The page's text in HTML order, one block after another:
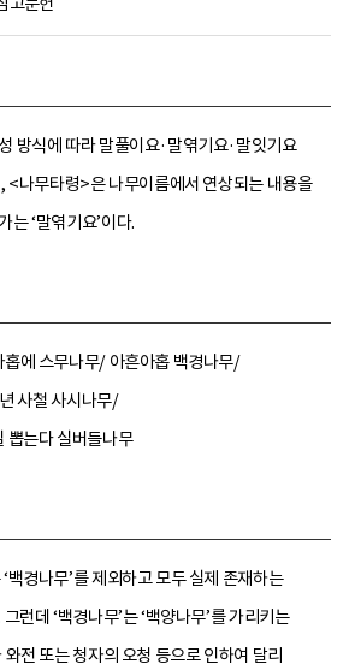
방식에 따라 말풀이요·말엮기요·말잇기요
<나무타령>은 나무이름에서 연상되는 내용을
는 ‘말엮기요’이다.
에 스무나무/ 아흔아홉 백경나무/
사철 사시나무/
뽑는다 실버들나무
백경나무’를 제외하고 모두 실제 존재하는
런데 ‘백경나무’는 ‘백양나무’를 가리키는
전 또는 청자의 오청 등으로 인하여 달리